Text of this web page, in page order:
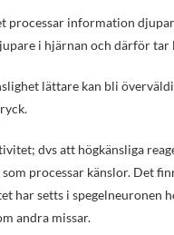
processar information
i hjärnan och därför tar
lättare kan bli
dvs att högkänsliga
processar känslor. Det
har setts i spegelneuronen
andra missar.